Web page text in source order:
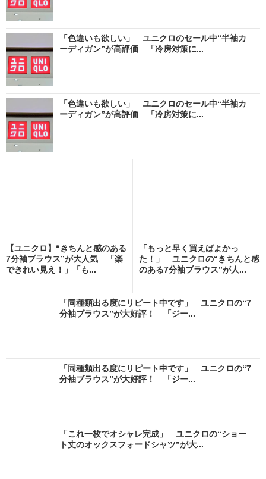
「色違いも欲しい」 ユニクロのセール中“半袖カ
ーディガン”が高評価 「冷房対策に...
「色違いも欲しい」 ユニクロのセール中“半袖カ
ーディガン”が高評価 「冷房対策に...
【ユニクロ】“きちんと感のある
7分袖ブラウス”が大人気 「楽
できれい見え！」「も...
「もっと早く買えばよかっ
た！」 ユニクロの“きちんと感
のある7分袖ブラウス”が人...
「同種類出る度にリピート中です」 ユニクロの“7
分袖ブラウス”が大好評！ 「ジー...
「同種類出る度にリピート中です」 ユニクロの“7
分袖ブラウス”が大好評！ 「ジー...
「これ一枚でオシャレ完成」 ユニクロの“ショー
ト丈のオックスフォードシャツ”が大...